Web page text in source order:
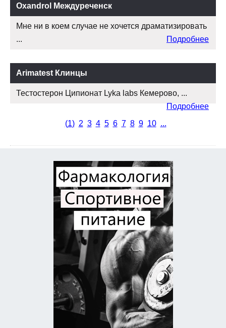
Oxandrol Междуреченск
Мне ни в коем случае не хочется драматизировать
...
Подробнее
Arimatest Клинцы
Тестостерон Ципионат Lyka labs Кемерово, ...
Подробнее
(1) 2 3 4 5 6 7 8 9 10 ...